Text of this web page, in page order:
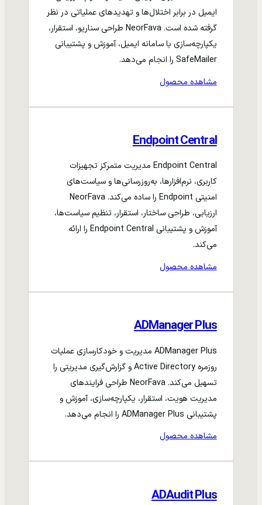
ایمیل در برابر اختلال‌ها و تهدیدهای عملیاتی در نظر
گرفته شده است. NeorFava طراحی سناریو، استقرار،
یکپارچه‌سازی با سامانه ایمیل، آموزش و پشتیبانی
SafeMailer را انجام می‌دهد.
مشاهده محصول
Endpoint Central
Endpoint Central مدیریت متمرکز تجهیزات
کاربری، نرم‌افزارها، به‌روزرسانی‌ها و سیاست‌های
امنیتی Endpoint را ساده می‌کند. NeorFava
ارزیابی، طراحی ساختار، استقرار، تنظیم سیاست‌ها،
آموزش و پشتیبانی Endpoint Central را ارائه
می‌کند.
مشاهده محصول
ADManager Plus
ADManager Plus مدیریت و خودکارسازی عملیات
روزمره Active Directory و گزارش‌گیری مدیریتی را
تسهیل می‌کند. NeorFava طراحی فرایندهای
مدیریت هویت، استقرار، یکپارچه‌سازی، آموزش و
پشتیبانی ADManager Plus را انجام می‌دهد.
مشاهده محصول
ADAudit Plus